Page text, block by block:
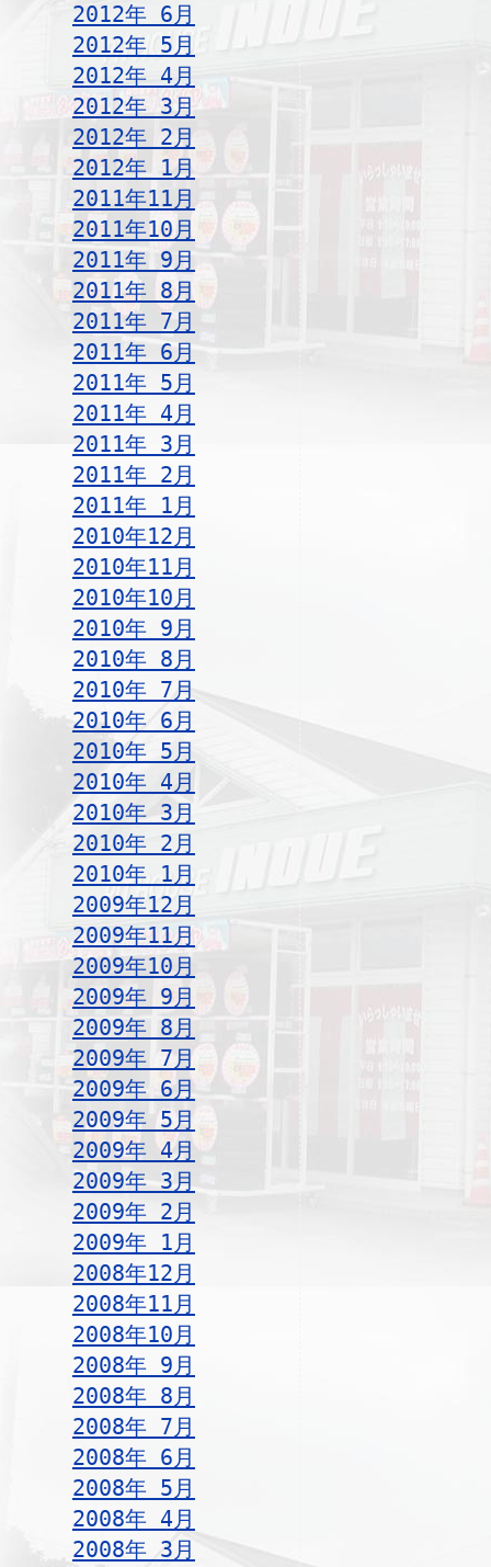
2012年 6月
2012年 5月
2012年 4月
2012年 3月
2012年 2月
2012年 1月
2011年11月
2011年10月
2011年 9月
2011年 8月
2011年 7月
2011年 6月
2011年 5月
2011年 4月
2011年 3月
2011年 2月
2011年 1月
2010年12月
2010年11月
2010年10月
2010年 9月
2010年 8月
2010年 7月
2010年 6月
2010年 5月
2010年 4月
2010年 3月
2010年 2月
2010年 1月
2009年12月
2009年11月
2009年10月
2009年 9月
2009年 8月
2009年 7月
2009年 6月
2009年 5月
2009年 4月
2009年 3月
2009年 2月
2009年 1月
2008年12月
2008年11月
2008年10月
2008年 9月
2008年 8月
2008年 7月
2008年 6月
2008年 5月
2008年 4月
2008年 3月